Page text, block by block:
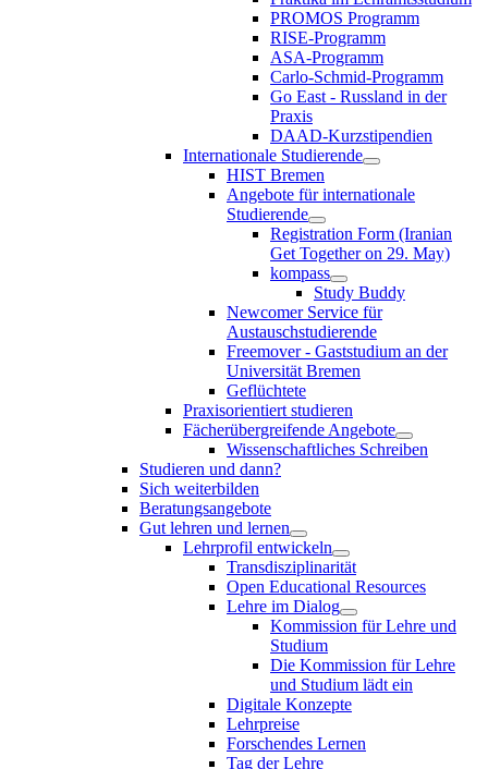
PROMOS Programm
RISE-Programm
ASA-Programm
Carlo-Schmid-Programm
Go East - Russland in der
Praxis
DAAD-Kurzstipendien
Internationale Studierende
HIST Bremen
Angebote für internationale
Studierende
Registration Form (Iranian
Get Together on 29. May)
kompass
Study Buddy
Newcomer Service für
Austauschstudierende
Freemover - Gaststudium an der
Universität Bremen
Geflüchtete
Praxisorientiert studieren
Fächerübergreifende Angebote
Wissenschaftliches Schreiben
Studieren und dann?
Sich weiterbilden
Beratungsangebote
Gut lehren und lernen
Lehrprofil entwickeln
Transdisziplinarität
Open Educational Resources
Lehre im Dialog
Kommission für Lehre und
Studium
Die Kommission für Lehre
und Studium lädt ein
Digitale Konzepte
Lehrpreise
Forschendes Lernen
Tag der Lehre